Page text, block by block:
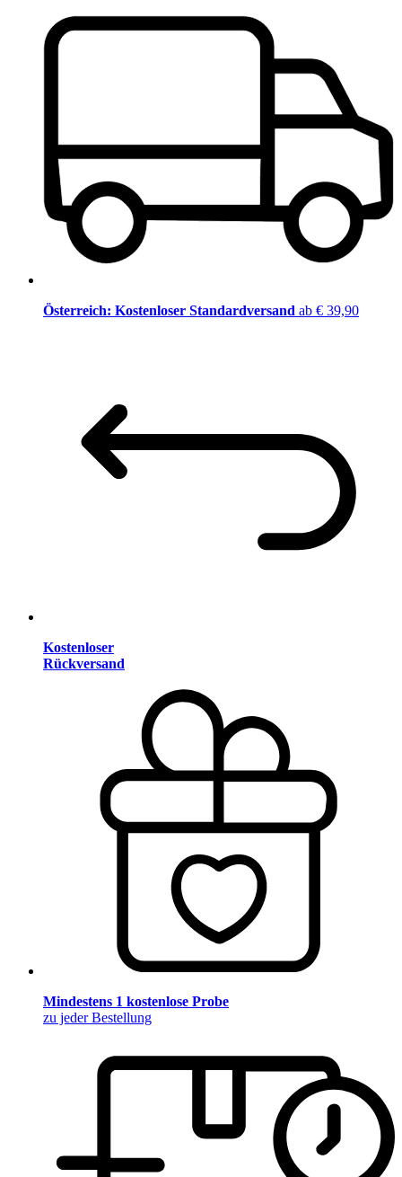
Österreich: Kostenloser Standardversand ab € 39,90
Kostenloser
Rückversand
Mindestens 1 kostenlose Probe
zu jeder Bestellung